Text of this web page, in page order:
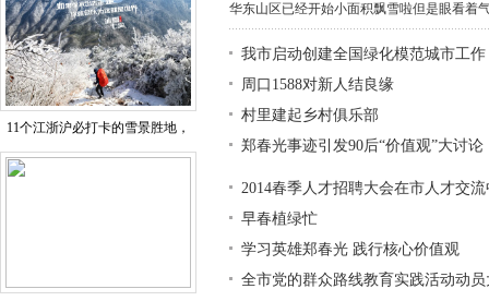
11个江浙沪必打卡的雪景胜地，
华东山区已经开始小面积飘雪啦但是眼看着
我市启动创建全国绿化模范城市工作
周口1588对新人结良缘
村里建起乡村俱乐部
郑春光事迹引发90后“价值观”大讨论
2014春季人才招聘大会在市人才交
早春植绿忙
学习英雄郑春光 践行核心价值观
全市党的群众路线教育实践活动动